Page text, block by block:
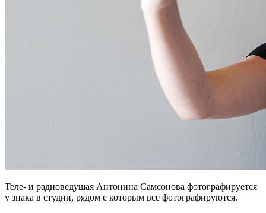
Теле- и радиоведущая Антонина Самсонова фотографируется
у знака в студии, рядом с которым все фотографируются.